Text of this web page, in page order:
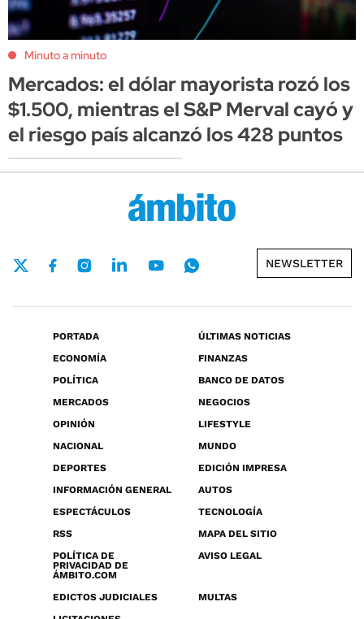
Minuto a minuto
Mercados: el dólar mayorista rozó los
$1.500, mientras el S&P Merval cayó y
el riesgo país alcanzó los 428 puntos
NEWSLETTER
PORTADA
ÚLTIMAS NOTICIAS
ECONOMÍA
FINANZAS
POLÍTICA
BANCO DE DATOS
MERCADOS
NEGOCIOS
OPINIÓN
LIFESTYLE
NACIONAL
MUNDO
DEPORTES
EDICIÓN IMPRESA
INFORMACIÓN GENERAL
AUTOS
ESPECTÁCULOS
TECNOLOGÍA
RSS
MAPA DEL SITIO
POLÍTICA DE
PRIVACIDAD DE
ÁMBITO.COM
AVISO LEGAL
EDICTOS JUDICIALES
MULTAS